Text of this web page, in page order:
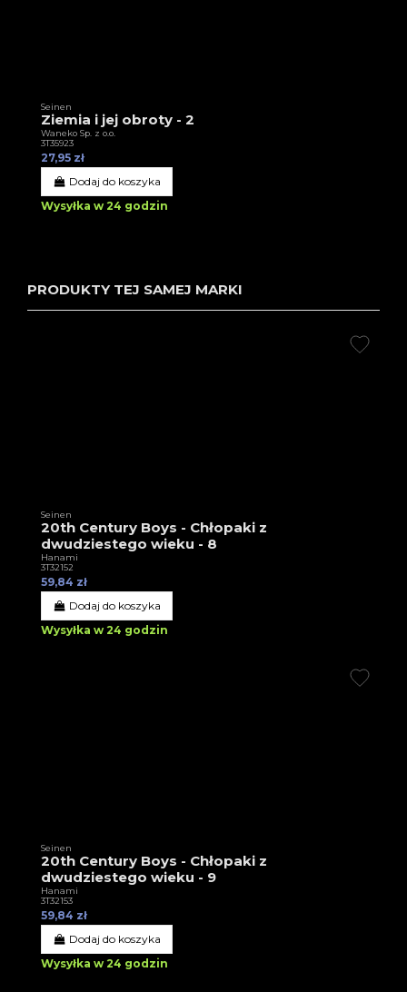
Seinen
Ziemia i jej obroty - 2
Waneko Sp. z o.o.
3T35923
27,95 zł
Dodaj do koszyka
Wysyłka w 24 godzin
PRODUKTY TEJ SAMEJ MARKI
Seinen
20th Century Boys - Chłopaki z
dwudziestego wieku - 8
Hanami
3T32152
59,84 zł
Dodaj do koszyka
Wysyłka w 24 godzin
Seinen
20th Century Boys - Chłopaki z
dwudziestego wieku - 9
Hanami
3T32153
59,84 zł
Dodaj do koszyka
Wysyłka w 24 godzin